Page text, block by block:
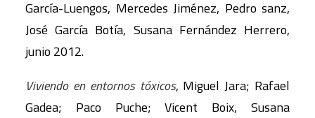
García-Luengos, Mercedes Jiménez, Pedro sanz,
José García Botía, Susana Fernández Herrero,
junio 2012.
Viviendo en entornos tóxicos, Miguel Jara; Rafael
Gadea; Paco Puche; Vicent Boix, Susana